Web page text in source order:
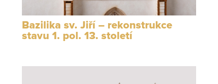
Bazilika sv. Jiří – rekonstrukce
stavu 1. pol. 13. století